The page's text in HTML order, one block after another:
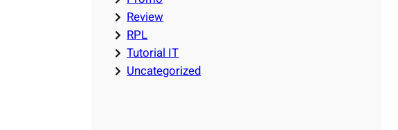
Review
RPL
Tutorial IT
Uncategorized